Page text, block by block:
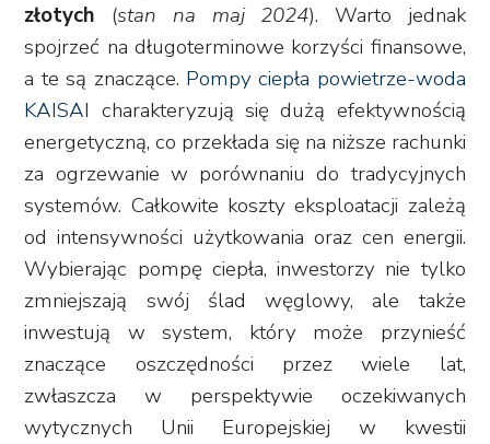
złotych (stan na maj 2024). Warto jednak
spojrzeć na długoterminowe korzyści finansowe,
a te są znaczące. Pompy ciepła powietrze-woda
KAISAI charakteryzują się dużą efektywnością
energetyczną, co przekłada się na niższe rachunki
za ogrzewanie w porównaniu do tradycyjnych
systemów. Całkowite koszty eksploatacji zależą
od intensywności użytkowania oraz cen energii.
Wybierając pompę ciepła, inwestorzy nie tylko
zmniejszają swój ślad węglowy, ale także
inwestują w system, który może przynieść
znaczące oszczędności przez wiele lat,
zwłaszcza w perspektywie oczekiwanych
wytycznych Unii Europejskiej w kwestii